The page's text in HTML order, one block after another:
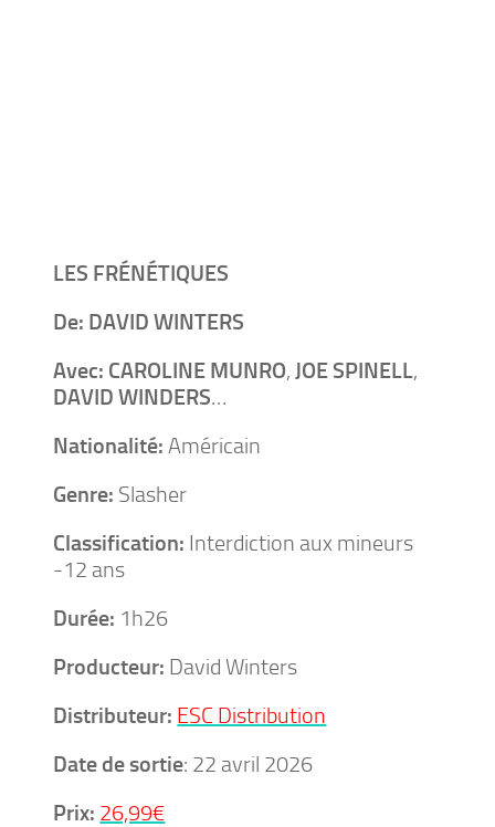
LES FRÉNÉTIQUES
De: DAVID WINTERS
Avec: CAROLINE MUNRO, JOE SPINELL,
DAVID WINDERS…
Nationalité: Américain
Genre: Slasher
Classification: Interdiction aux mineurs
-12 ans
Durée: 1h26
Producteur: David Winters
Distributeur: ESC Distribution
Date de sortie: 22 avril 2026
Prix: 26,99€